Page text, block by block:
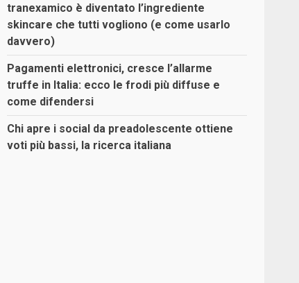
tranexamico è diventato l’ingrediente
skincare che tutti vogliono (e come usarlo
davvero)
Pagamenti elettronici, cresce l’allarme
truffe in Italia: ecco le frodi più diffuse e
come difendersi
Chi apre i social da preadolescente ottiene
voti più bassi, la ricerca italiana